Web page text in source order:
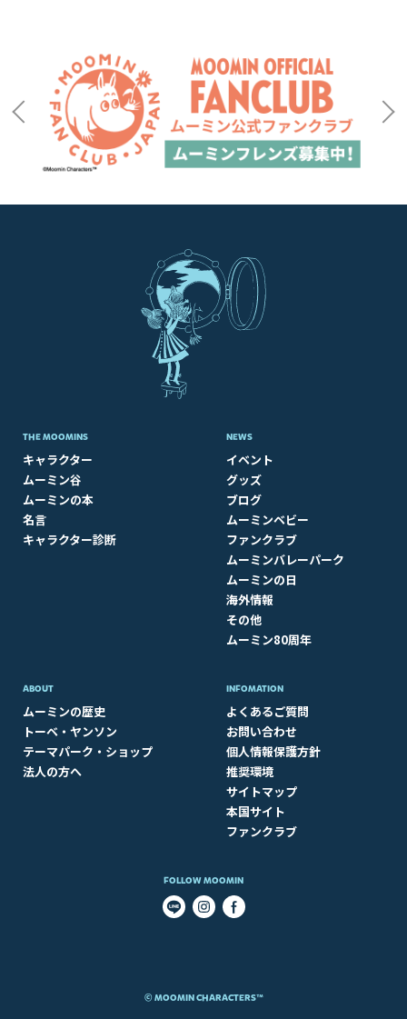
THE MOOMINS
キャラクター
ムーミン谷
ムーミンの本
名言
キャラクター診断
NEWS
イベント
グッズ
ブログ
ムーミンベビー
ファンクラブ
ムーミンバレーパーク
ムーミンの日
海外情報
その他
ムーミン80周年
ABOUT​
ムーミンの歴史
トーベ・ヤンソン
テーマパーク・ショップ
法人の方へ
INFOMATION
よくあるご質問
お問い合わせ
個人情報保護方針
推奨環境
サイトマップ
本国サイト
ファンクラブ
FOLLOW MOOMIN
© MOOMIN CHARACTERS™​